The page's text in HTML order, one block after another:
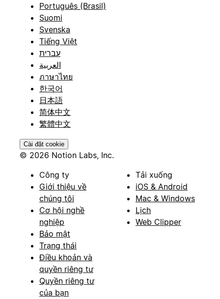
Português (Brasil)
Suomi
Svenska
Tiếng Việt
עברית
العربية
ภาษาไทย
한국어
日本語
简体中文
繁體中文
Cài đặt cookie
© 2026 Notion Labs, Inc.
Công ty
Giới thiệu về
chúng tôi
Cơ hội nghề
nghiệp
Bảo mật
Trạng thái
Điều khoản và
quyền riêng tư
Quyền riêng tư
của bạn
Tải xuống
iOS & Android
Mac & Windows
Lịch
Web Clipper